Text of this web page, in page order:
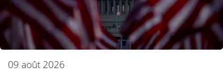
09 août 2026